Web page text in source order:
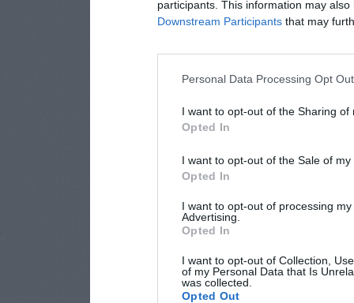
participants. This information may
Downstream Participants that may
Personal Data Processing Opt
I want to opt-out of the Sharing of
Opted In
I want to opt-out of the Sale of
Opted In
I want to opt-out of processing
Advertising.
Opted In
I want to opt-out of Collection,
of my Personal Data that Is
was collected.
Opted Out